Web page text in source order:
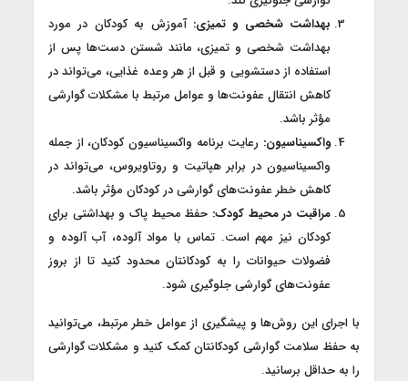
بهداشت شخصی و تمیزی: آموزش به کودکان در مورد
بهداشت شخصی و تمیزی، مانند شستن دست‌ها پس از
استفاده از دستشویی و قبل از هر وعده غذایی، می‌تواند در
کاهش انتقال عفونت‌ها و عوامل مرتبط با مشکلات گوارشی
مؤثر باشد.
واکسیناسیون: رعایت برنامه واکسیناسیون کودکان، از جمله
واکسیناسیون در برابر هپاتیت و روتاویروس، می‌تواند در
کاهش خطر عفونت‌های گوارشی در کودکان مؤثر باشد.
مراقبت در محیط کودک: حفظ محیط پاک و بهداشتی برای
کودکان نیز مهم است. تماس با مواد آلوده، آب آلوده و
فضولات حیوانات را به کودکانتان محدود کنید تا از بروز
عفونت‌های گوارشی جلوگیری شود.
با اجرای این روش‌ها و پیشگیری از عوامل خطر مرتبط، می‌توانید
به حفظ سلامت گوارشی کودکانتان کمک کنید و مشکلات گوارشی
را به حداقل برسانید.